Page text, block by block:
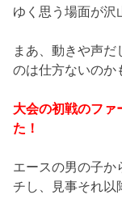
ゆく思う場面が沢
まあ、動きや声
のは仕方ないのか
大会の初戦のファ
た！
エースの男の子か
チし、見事それ以